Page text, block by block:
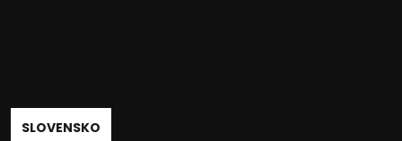
SLOVENSKO